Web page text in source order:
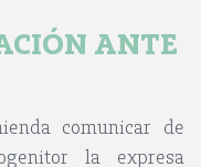
ÓN ANTE
comunicar de
la expresa